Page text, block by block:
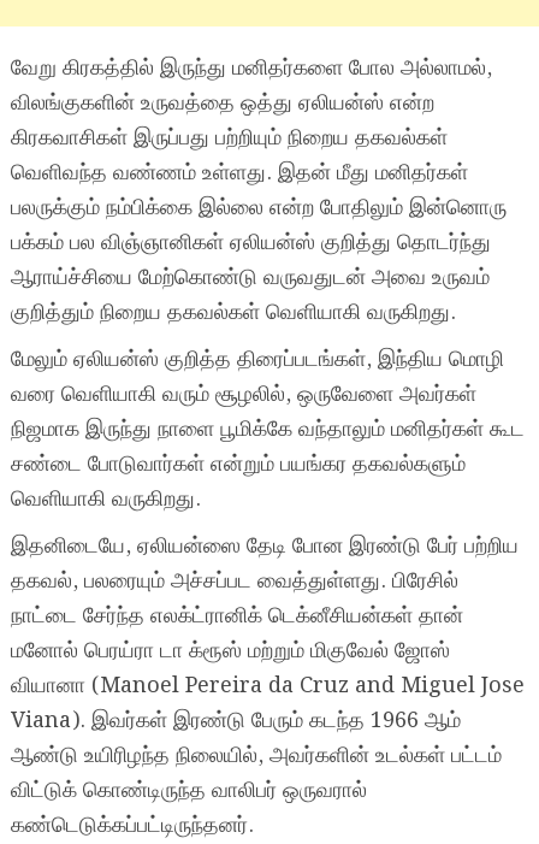
வேறு கிரகத்தில் இருந்து மனிதர்களை போல அல்லாமல்,
விலங்குகளின் உருவத்தை ஒத்து ஏலியன்ஸ் என்ற
கிரகவாசிகள் இருப்பது பற்றியும் நிறைய தகவல்கள்
வெளிவந்த வண்ணம் உள்ளது. இதன் மீது மனிதர்கள்
பலருக்கும் நம்பிக்கை இல்லை என்ற போதிலும் இன்னொரு
பக்கம் பல விஞ்ஞானிகள் ஏலியன்ஸ் குறித்து தொடர்ந்து
ஆராய்ச்சியை மேற்கொண்டு வருவதுடன் அவை உருவம்
குறித்தும் நிறைய தகவல்கள் வெளியாகி வருகிறது.
மேலும் ஏலியன்ஸ் குறித்த திரைப்படங்கள், இந்திய மொழி
வரை வெளியாகி வரும் சூழலில், ஒருவேளை அவர்கள்
நிஜமாக இருந்து நாளை பூமிக்கே வந்தாலும் மனிதர்கள் கூட
சண்டை போடுவார்கள் என்றும் பயங்கர தகவல்களும்
வெளியாகி வருகிறது.
இதனிடையே, ஏலியன்ஸை தேடி போன இரண்டு பேர் பற்றிய
தகவல், பலரையும் அச்சப்பட வைத்துள்ளது. பிரேசில்
நாட்டை சேர்ந்த எலக்ட்ரானிக் டெக்னீசியன்கள் தான்
மனோல் பெரய்ரா டா க்ரூஸ் மற்றும் மிகுவேல் ஜோஸ்
வியானா (Manoel Pereira da Cruz and Miguel Jose
Viana). இவர்கள் இரண்டு பேரும் கடந்த 1966 ஆம்
ஆண்டு உயிரிழந்த நிலையில், அவர்களின் உடல்கள் பட்டம்
விட்டுக் கொண்டிருந்த வாலிபர் ஒருவரால்
கண்டெடுக்கப்பட்டிருந்தனர்.